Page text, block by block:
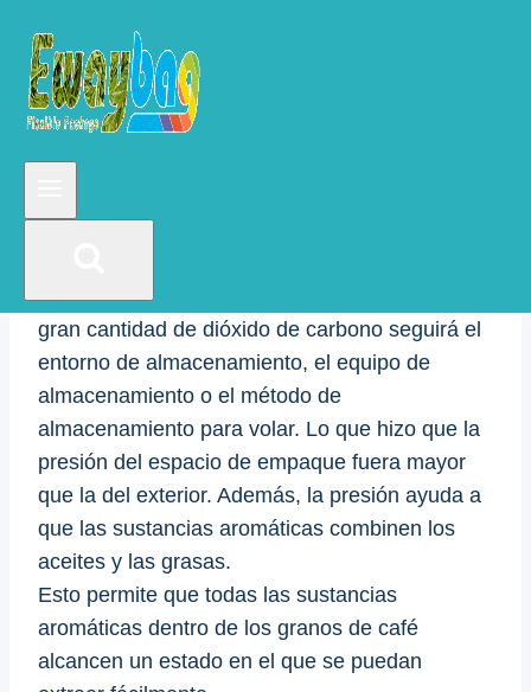
los granos de café”?
Mantener bien tostados los granos de café es
un proceso que libera gases o emite dióxido de
Como los granos de café recién tostados sobre
su contenido es dióxido de carbono. Y esta
gran cantidad de dióxido de carbono seguirá el
entorno de almacenamiento, el equipo de
almacenamiento o el método de
almacenamiento para volar. Lo que hizo que la
presión del espacio de empaque fuera mayor
que la del exterior. Además, la presión ayuda a
que las sustancias aromáticas combinen los
aceites y las grasas.
Esto permite que todas las sustancias
aromáticas dentro de los granos de café
alcancen un estado en el que se puedan